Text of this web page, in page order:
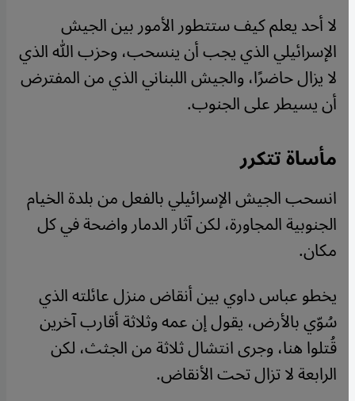
لا أحد يعلم كيف ستتطور الأمور بين الجيش
الإسرائيلي الذي يجب أن ينسحب، وحزب الله الذي
لا يزال حاضرًا، والجيش اللبناني الذي من المفترض
أن يسيطر على الجنوب.
مأساة تتكرر
انسحب الجيش الإسرائيلي بالفعل من بلدة الخيام
الجنوبية المجاورة، لكن آثار الدمار واضحة في كل
مكان.
يخطو عباس داوي بين أنقاض منزل عائلته الذي
سُوّي بالأرض، يقول إن عمه وثلاثة أقارب آخرين
قُتلوا هنا، وجرى انتشال ثلاثة من الجثث، لكن
الرابعة لا تزال تحت الأنقاض.